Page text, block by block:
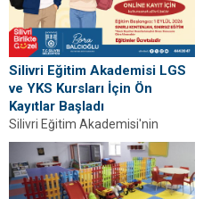
Silivri Eğitim Akademisi LGS
ve YKS Kursları İçin Ön
Kayıtlar Başladı
Silivri Eğitim Akademisi'nin
ücretsiz LGS ve YKS hazırlık
kursları için ön kayıtlar başladı.
Başvuru tarihleri...